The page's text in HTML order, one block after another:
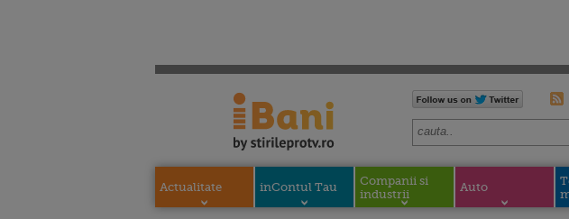
Actualitate inContul Tau
Companii si
industrii
Auto